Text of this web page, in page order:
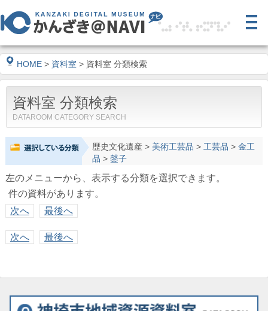
HOME > 資料室 > 資料室 分類検索
資料室 分類検索
DATAROOM CATEGORY SEARCH
歴史文化遺産> 美術工芸品 > 工芸品 > 金工
品 > 鏧子
左のメニューから、表示する分類を選択できます。
件の資料があります。
次へ
最後へ
次へ 最後へ